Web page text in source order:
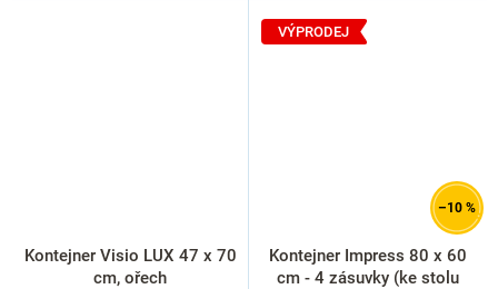
Kontejner Visio LUX 47 x 70
cm, ořech
VÝPRODEJ
–10 %
Kontejner Impress 80 x 60
cm - 4 zásuvky (ke stolu